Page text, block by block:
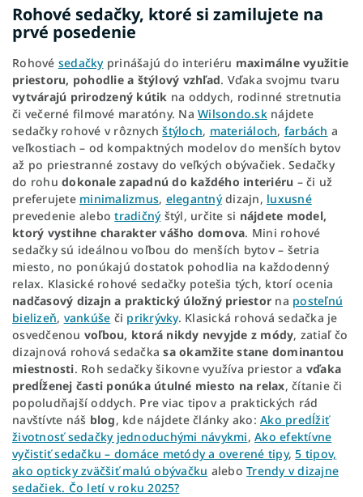
Rohové sedačky, ktoré si zamilujete na
prvé posedenie
Rohové sedačkyprinášajú do interiéru maximálne využitie
priestoru, pohodlie a štýlový vzhľad. Vďaka svojmu tvaru
vytvárajú prirodzený kútik na oddych, rodinné stretnutia
či večerné filmové maratóny. Na Wilsondo.sknájdete
sedačky rohové v rôznychštýloch, materiáloch, farbách a
veľkostiach – od kompaktných modelov do menších bytov
až po priestranné zostavy do veľkých obývačiek. Sedačky
do rohu dokonale zapadnú do každého interiéru – či už
preferujete minimalizmus, elegantnýdizajn, luxusné
prevedenie alebotradičnýštýl, určite si nájdete model,
ktorý vystihne charakter vášho domova. Mini rohové
sedačky sú ideálnou voľbou do menších bytov – šetria
miesto, no ponúkajú dostatok pohodlia na každodenný
relax. Klasické rohové sedačky potešia tých, ktorí ocenia
nadčasový dizajn a praktický úložný priestor na posteľnú
bielizeň, vankúše či prikrývky. Klasická rohová sedačka je
osvedčenou voľbou, ktorá nikdy nevyjde z módy, zatiaľ čo
dizajnová rohová sedačkasa okamžite stane dominantou
miestnosti. Roh sedačky šikovne využíva priestor a vďaka
predĺženej časti ponúka útulné miesto na relax, čítanie či
popoludňajší oddych. Pre viac tipov a praktických rád
navštívte náš blog, kde nájdete články ako: Ako predĺžiť
životnosť sedačky jednoduchými návykmi, Ako efektívne
vyčistiť sedačku – domáce metódy a overené tipy,5 tipov,
ako opticky zväčšiť malú obývačku alebo Trendy v dizajne
sedačiek. Čo letí v roku 2025?